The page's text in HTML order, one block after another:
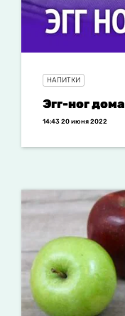
НАПИТКИ
Эгг-ног дома
14:43 20 июня 2022